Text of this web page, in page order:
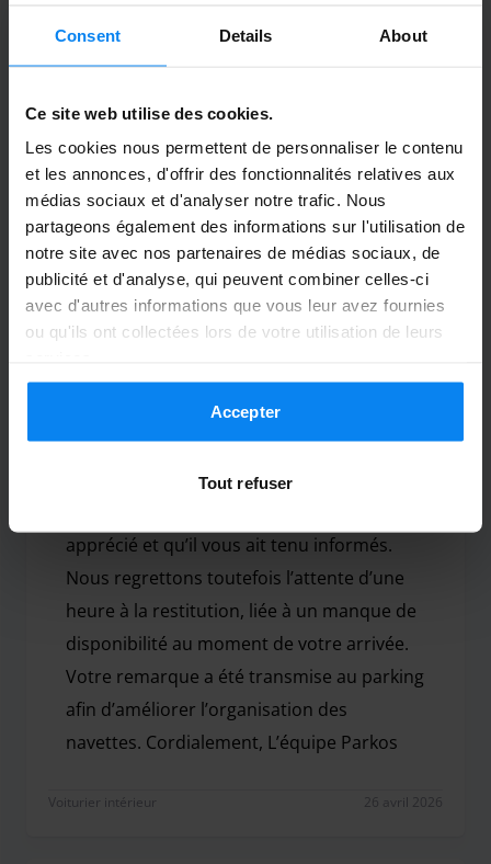
Consent Details About
Ce site web utilise des cookies.
Les cookies nous permettent de personnaliser le contenu
et les annonces, d'offrir des fonctionnalités relatives aux
médias sociaux et d'analyser notre trafic. Nous
partageons également des informations sur l'utilisation de
notre site avec nos partenaires de médias sociaux, de
publicité et d'analyse, qui peuvent combiner celles-ci
avec d'autres informations que vous leur avez fournies
ou qu'ils ont collectées lors de votre utilisation de leurs
Accepter
Tout refuser
Anonyme
Garé du 5/04/26 au 18/04/26
Nous avons attendu notre vehicule
pendant 1 heure car il n'y avait qu'un
chauffeur dispo qui avait 2 convois a
assurer en même temps. Chauffeur sympa
et qui nous a prévenu mais dommage
Nous avons attendu notre vehicule pendant 1
Parkos
Bonjour, Merci pour votre retour. Nous
apprécié et qu’il vous ait tenu informés.
Nous regrettons toutefois l’attente d’une
heure à la restitution, liée à un manque de
disponibilité au moment de votre arrivée.
Votre remarque a été transmise au parking
afin d’améliorer l’organisation des
navettes. Cordialement, L’équipe Parkos
Voiturier intérieur 26 avril 2026